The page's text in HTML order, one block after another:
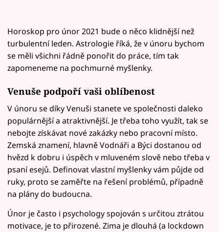
Horoskop pro únor 2021 bude o něco klidnější než
turbulentní leden. Astrologie říká, že v únoru bychom
se měli všichni řádně ponořit do práce, tím tak
zapomeneme na pochmurné myšlenky.
Venuše podpoří vaši oblíbenost
V únoru se díky Venuši stanete ve společnosti daleko
populárnější a atraktivnější. Je třeba toho využít, tak se
nebojte získávat nové zakázky nebo pracovní místo.
Zemská znamení, hlavně Vodnáři a Býci dostanou od
hvězd k dobru i úspěch v mluveném slově nebo třeba v
psaní esejů. Definovat vlastní myšlenky vám půjde od
ruky, proto se zaměřte na řešení problémů, případně
na plány do budoucna.
Únor je často i psychology spojován s určitou ztrátou
motivace, je to přirozené. Zima je dlouhá (a lockdown